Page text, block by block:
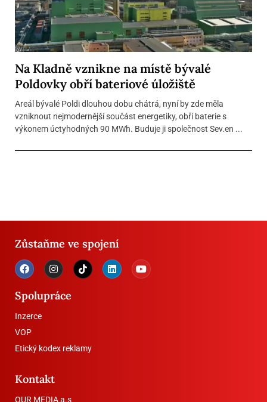
Na Kladně vznikne na místě bývalé
Poldovky obří bateriové úložiště
Areál bývalé Poldi dlouhou dobu chátrá, nyní by zde měla
vzniknout nejmodernější součást energetiky, obří baterie s
výkonem úctyhodných 90 MWh. Buduje ji společnost Sev.en ...
Zůstaňme ve spojení
Spolupráce
Inzerce
VOP
Etický kodex reklamy
Kontakt
OUR MEDIA a.s